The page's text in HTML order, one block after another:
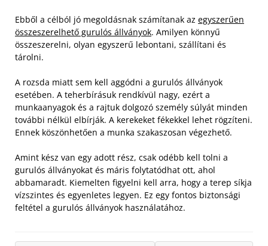
Ebből a célból jó megoldásnak számítanak az egyszerűen
összeszerelhető gurulós állványok. Amilyen könnyű
összeszerelni, olyan egyszerű lebontani, szállítani és
tárolni.
A rozsda miatt sem kell aggódni a gurulós állványok
esetében. A teherbírásuk rendkívül nagy, ezért a
munkaanyagok és a rajtuk dolgozó személy súlyát minden
további nélkül elbírják. A kerekeket fékekkel lehet rögzíteni.
Ennek köszönhetően a munka szakaszosan végezhető.
Amint kész van egy adott rész, csak odébb kell tolni a
gurulós állványokat és máris folytatódhat ott, ahol
abbamaradt. Kiemelten figyelni kell arra, hogy a terep síkja
vízszintes és egyenletes legyen. Ez egy fontos biztonsági
feltétel a gurulós állványok használatához.